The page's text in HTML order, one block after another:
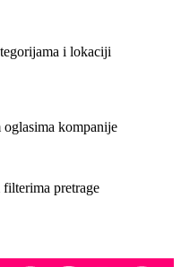
i lokaciji
kompanije
pretrage